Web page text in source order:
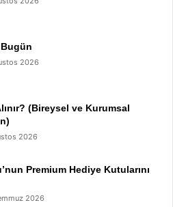
Bugün
2026
(Bireysel ve Kurumsal
2026
Premium Hediye Kutularını
2026